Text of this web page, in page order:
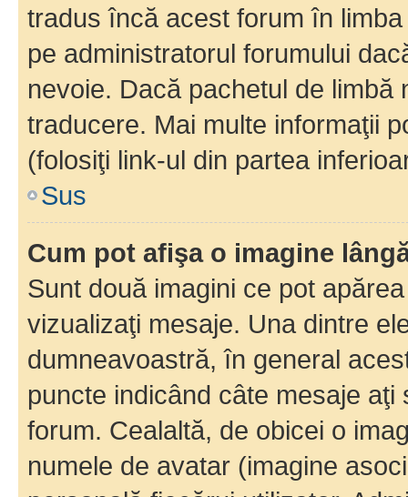
tradus încă acest forum în
pe administratorul forumului
nevoie. Dacă pachetul de
traducere. Mai multe informaţii
(folosiţi link-ul din partea
Sus
Cum pot afişa o imagine
Sunt două imagini ce pot
vizualizaţi mesaje. Una dintre
dumneavoastră, în general
puncte indicând câte mesaje
forum. Cealaltă, de obicei o
numele de avatar (imagine